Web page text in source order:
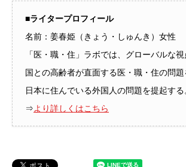
■ライタープロフィール
名前：姜春姫（きょう・しゅんき）女性
「医・職・住」ラボでは、グローバルな
国との高齢者が直面する医・職・住の問
日本に住んでいる外国人の問題を提起する
⇒より詳しくはこちら